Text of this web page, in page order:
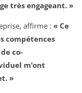
très engageant. »
affirme : « Ce
compétences
co-
m’ont
»